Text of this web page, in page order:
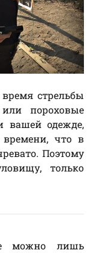
стрельбы
пороховые
вашей одежде,
времени, что в
Поэтому
только
можно лишь